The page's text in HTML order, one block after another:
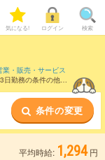
気になる! ログイン 検索
業・販売・サービス
日勤務の条件の他
条件の変更
平均時給: 1,294 円